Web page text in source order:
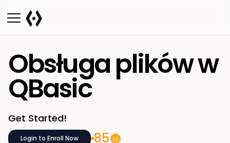
Obsługa plików w
QBasic
Get Started!
Login to Enroll Now 85